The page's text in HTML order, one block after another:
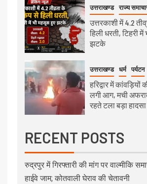
उत्तराखण्ड राज्य
उत्तरकाशी में 4.2
हिली धरती, टिहरी
झटके
उत्तराखण्ड धर्म पर्यटन
हरिद्वार में कांवड़ियों
लगी आग, मची
रहते टला बड़ा हादसा
RECENT POSTS
रुद्रपुर में गिरफ्तारी की मांग पर वाल्मीकि
हाईवे जाम; कोतवाली घेराव की चेतावनी